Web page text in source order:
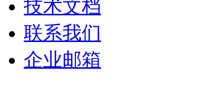
技术文档
联系我们
企业邮箱